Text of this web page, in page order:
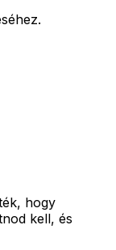
hogy
kell, és